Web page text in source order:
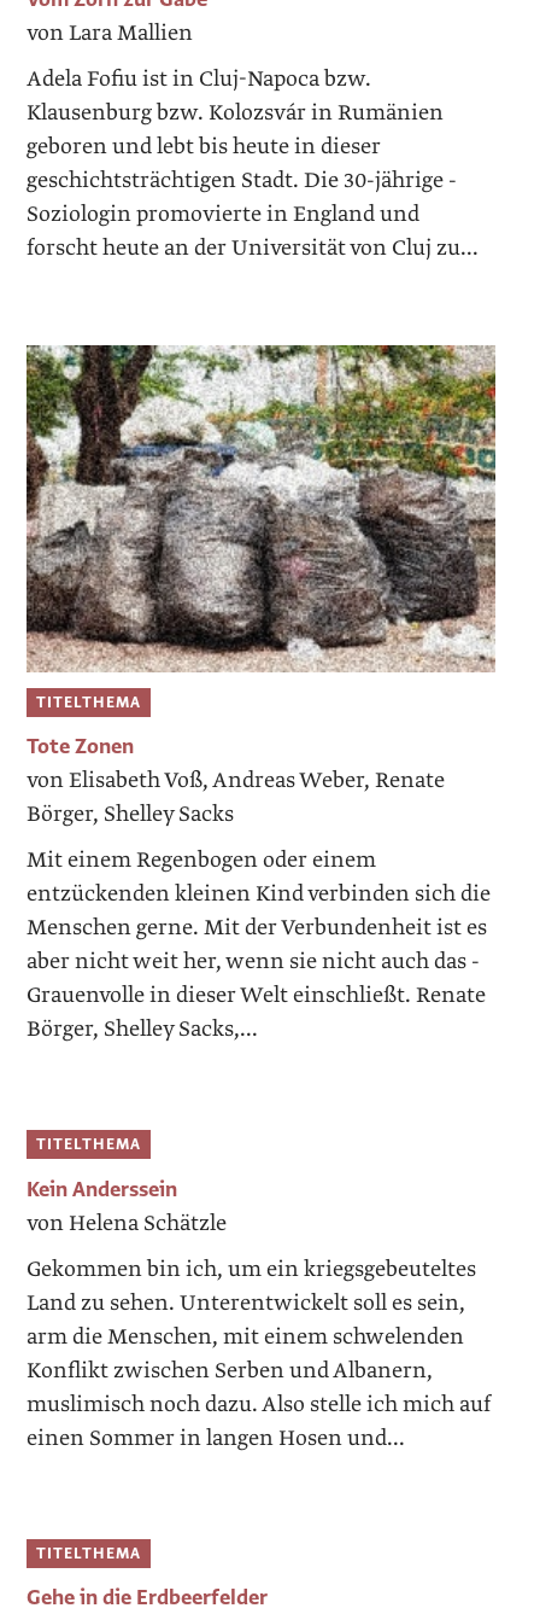
von Lara Mallien
Adela Fofiu ist in Cluj-Napoca bzw.
Klausenburg bzw. Kolozsvár in Rumänien
geboren und lebt bis heute in dieser
geschichtsträchtigen Stadt. Die 30-jährige ­
Soziologin promovierte in England und
forscht heute an der Universität von Cluj zu...
TITELTHEMA
Tote Zonen
von Elisabeth Voß, Andreas Weber, Renate
Börger, Shelley Sacks
Mit einem Regenbogen oder einem
entzückenden kleinen Kind verbinden sich die
Menschen gerne. Mit der Verbundenheit ist es
aber nicht weit her, wenn sie nicht auch das ­
Grauenvolle in dieser Welt einschließt. Renate
Börger, Shelley Sacks,...
TITELTHEMA
Kein Anderssein
von Helena Schätzle
Gekommen bin ich, um ein kriegsgebeuteltes
Land zu sehen. Unterentwickelt soll es sein,
arm die Menschen, mit einem schwelenden
Konflikt zwischen Serben und Albanern,
muslimisch noch dazu. Also stelle ich mich auf
einen Sommer in langen Hosen und...
TITELTHEMA
Gehe in die Erdbeerfelder